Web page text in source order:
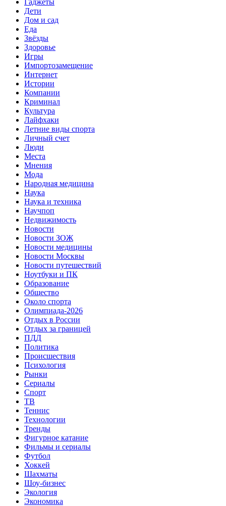
Дети
Дом и сад
Еда
Звёзды
Здоровье
Игры
Импортозамещение
Интернет
Истории
Компании
Криминал
Культура
Лайфхаки
Летние виды спорта
Личный счет
Люди
Места
Мнения
Мода
Народная медицина
Наука
Наука и техника
Научпоп
Недвижимость
Новости
Новости ЗОЖ
Новости медицины
Новости Москвы
Новости путешествий
Ноутбуки и ПК
Образование
Общество
Около спорта
Олимпиада-2026
Отдых в России
Отдых за границей
ПДД
Политика
Происшествия
Психология
Рынки
Сериалы
Спорт
ТВ
Теннис
Технологии
Тренды
Фигурное катание
Фильмы и сериалы
Футбол
Хоккей
Шахматы
Шоу-бизнес
Экология
Экономика